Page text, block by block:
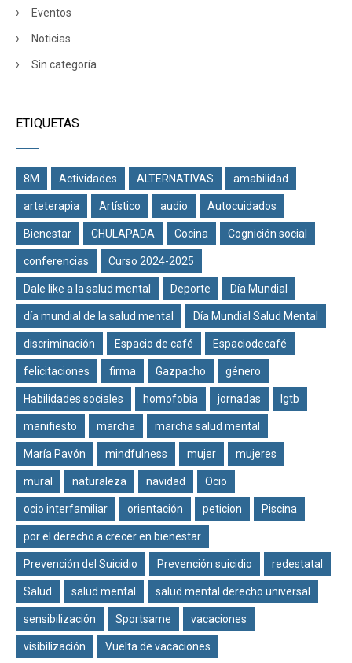
Eventos
Noticias
Sin categoría
ETIQUETAS
8M Actividades ALTERNATIVAS amabilidad
arteterapia Artístico audio Autocuidados
Bienestar CHULAPADA Cocina Cognición social
conferencias Curso 2024-2025
Dale like a la salud mental Deporte Día Mundial
día mundial de la salud mental Día Mundial Salud Mental
discriminación Espacio de café Espaciodecafé
felicitaciones firma Gazpacho género
Habilidades sociales homofobia jornadas lgtb
manifiesto marcha marcha salud mental
María Pavón mindfulness mujer mujeres
mural naturaleza navidad Ocio
ocio interfamiliar orientación peticion Piscina
por el derecho a crecer en bienestar
Prevención del Suicidio Prevención suicidio redestatal
Salud salud mental salud mental derecho universal
sensibilización Sportsame vacaciones
visibilización Vuelta de vacaciones